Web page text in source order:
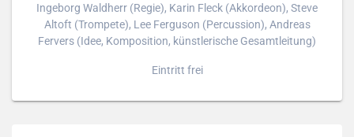
Ingeborg Waldherr (Regie), Karin Fleck (Akkordeon), Steve
Altoft (Trompete), Lee Ferguson (Percussion), Andreas
Fervers (Idee, Komposition, künstlerische Gesamtleitung)
Eintritt frei